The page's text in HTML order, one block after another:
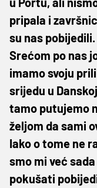
pripala i
su nas
Srećom po nas
imamo svoju
srijedu u
tamo putujemo
željom da sami
Iako o tome ne
smo mi već
pokušati